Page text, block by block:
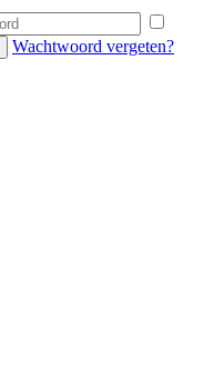
Wachtwoord vergeten?